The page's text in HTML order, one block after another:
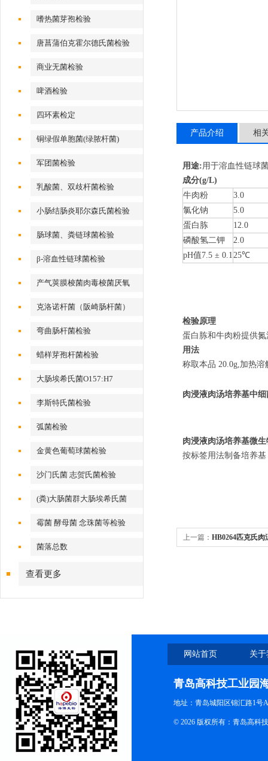
嗜热菌芽孢检验
唐菖蒲伯克霍尔德氏菌检验
商业无菌检验
啤酒检验
四环素检定
铜绿假单胞菌(绿脓杆菌)
军团菌检验
乳酸菌、双歧杆菌检验
小肠结肠炎耶尔森氏菌检验
肠球菌、粪链球菌检验
β-溶血性链球菌检验
产气荚膜梭菌肉毒梭菌厌氧
克洛诺杆菌（阪崎肠杆菌）
弯曲肠杆菌检验
蜡样芽孢杆菌检验
大肠埃希氏菌O157:H7
李斯特氏菌检验
弧菌检验
金黄色葡萄球菌检验
沙门氏菌 志贺氏菌检验
(粪)大肠菌群大肠埃希氏菌
霉菌 酵母菌 念珠菌等检验
菌落总数
查看更多
产品介绍 相
用途:用于溶血性链球
成分(g/L)
牛肉粉
3.0
氯化钠
5.0
蛋白胨
12.0
磷酸氢二钾
2.0
pH值7.5 ± 0.125℃
检验原理
蛋白胨和牛肉粉提供
用法
称取本品 20.0g,加热溶
肉浸液肉汤培养基中细
肉浸液肉汤培养基微生
按标签用法制备培养
上一篇： HB0264匹克氏肉
网站首页 关
青岛高科技工业园
地址：青岛城阳区锦汇路1号
© 2026 版权所有：青岛高科